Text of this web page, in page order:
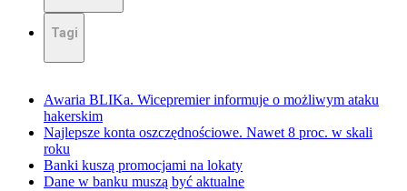
Tagi
Awaria BLIKa. Wicepremier informuje o możliwym ataku
hakerskim
Najlepsze konta oszczędnościowe. Nawet 8 proc. w skali
roku
Banki kuszą promocjami na lokaty
Dane w banku muszą być aktualne